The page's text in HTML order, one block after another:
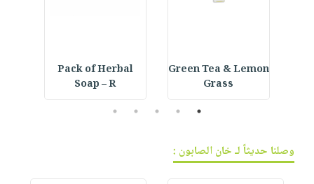
Green Tea & Lemon
Grass
Pack of Herbal
Soap – R
1
2
3
4
5
وصلنا حديثاً لـ خان الصابون :